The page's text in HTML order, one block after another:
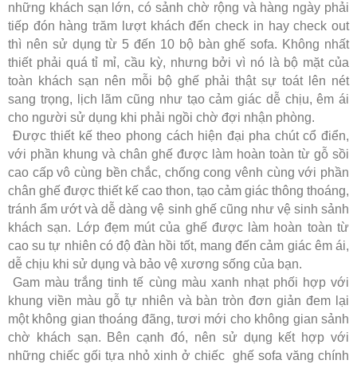
những khách sạn lớn, có sảnh chờ rộng và hàng ngày phải
tiếp đón hàng trăm lượt khách đến check in hay check out
thì nên sử dụng từ 5 đến 10 bộ bàn ghế sofa. Không nhất
thiết phải quá tỉ mỉ, cầu kỳ, nhưng bởi vì nó là bộ mặt của
toàn khách sạn nên mỗi bộ ghế phải thật sự toát lên nét
sang trọng, lịch lãm cũng như tạo cảm giác dễ chịu, êm ái
cho người sử dụng khi phải ngồi chờ đợi nhận phòng.
Được thiết kế theo phong cách hiện đại pha chút cổ điển,
với phần khung và chân ghế được làm hoàn toàn từ gỗ sồi
cao cấp vô cùng bền chắc, chống cong vênh cùng với phần
chân ghế được thiết kế cao thon, tạo cảm giác thông thoáng,
tránh ẩm ướt và dễ dàng vệ sinh ghế cũng như vệ sinh sảnh
khách sạn. Lớp đẹm mút của ghế được làm hoàn toàn từ
cao su tự nhiên có độ đàn hồi tốt, mang đến cảm giác êm ái,
dễ chịu khi sử dụng và bảo vệ xương sống của bạn.
Gam màu trắng tinh tế cùng màu xanh nhạt phối hợp với
khung viền màu gỗ tự nhiên và bàn tròn đơn giản đem lại
một không gian thoáng đãng, tươi mới cho không gian sảnh
chờ khách sạn. Bên cạnh đó, nên sử dụng kết hợp với
những chiếc gối tựa nhỏ xinh ở chiếc ghế sofa văng chính